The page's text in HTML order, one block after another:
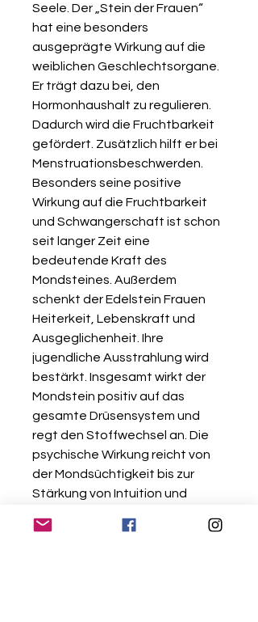
Seele. Der „Stein der Frauen“
hat eine besonders
ausgeprägte Wirkung auf die
weiblichen Geschlechtsorgane.
Er trägt dazu bei, den
Hormonhaushalt zu regulieren.
Dadurch wird die Fruchtbarkeit
gefördert. Zusätzlich hilft er bei
Menstruationsbeschwerden.
Besonders seine positive
Wirkung auf die Fruchtbarkeit
und Schwangerschaft ist schon
seit langer Zeit eine
bedeutende Kraft des
Mondsteines. Außerdem
schenkt der Edelstein Frauen
Heiterkeit, Lebenskraft und
Ausgeglichenheit. Ihre
jugendliche Ausstrahlung wird
bestärkt. Insgesamt wirkt der
Mondstein positiv auf das
gesamte Drüsensystem und
regt den Stoffwechsel an. Die
psychische Wirkung reicht von
der Mondsüchtigkeit bis zur
Stärkung von Intuition und
der Mondstein bei mangelndem